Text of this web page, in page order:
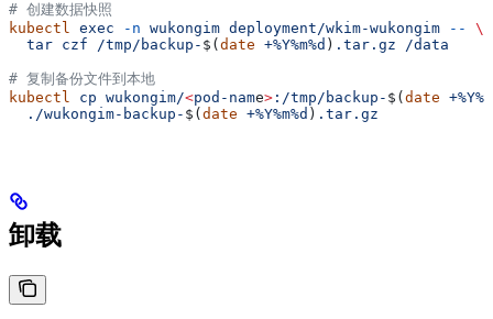
# 创建数据快照
kubectl exec -n wukongim deployment/wkim-wukongim --
\
  tar
czf /tmp/backup- $( date +%Y%m%d ) .tar.gz /data
# 复制备份文件到本地
kubectl cp wukongim/<pod-name> :/tmp/backup- $( date
  ./wukongim-backup-
$( date +%Y%m%d ) .tar.gz
卸载